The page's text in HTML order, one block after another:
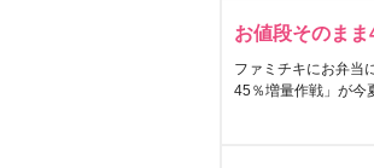
お値段そのま
ファミチキにお弁当
45％増量作戦」が今